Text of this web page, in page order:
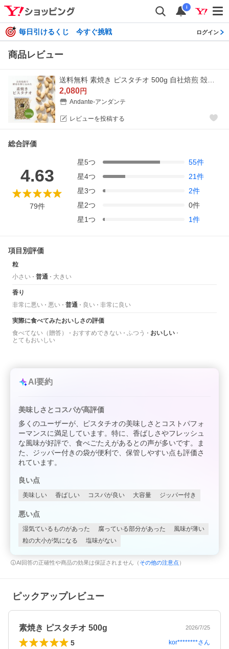
i
毎日引けるくじ 今すぐ挑戦 ログイン
商品レビュー
2,080円
Andante-アンダンテ
レビューを投稿する
総合評価
4.63
79件
星5つ 55件
星4つ 21件
星3つ 2件
星2つ 0件
星1つ 1件
項目別評価
粒
小さい
普通 大きい
香り
非常に悪い
悪い 普通 良い 非常に良い
実際に食べてみたおいしさの評価
食べてない（贈答）
おすすめできない ふつう
おいしい
とてもおいしい
AI要約
美味しさとコスパが高評価
多くのユーザーが、ピスタチオの美味しさとコストパフォ
ーマンスに満足しています。特に、香ばしさやフレッシュ
な風味が好評で、食べごたえがあるとの声が多いです。ま
た、ジッパー付きの袋が便利で、保管しやすい点も評価さ
れています。
良い点
美味しい 香ばしい コスパが良い 大容量 ジッパー付き
悪い点
湿気ているものがあった 腐っている部分があった
風味が薄い
粒の大小が気になる
塩味がない
AI回答の正確性や商品の効果は保証されません（ その他の注意点 ）
ピックアップレビュー
素焼き ピスタチオ 500g 2026/7/25
5 kor********さん